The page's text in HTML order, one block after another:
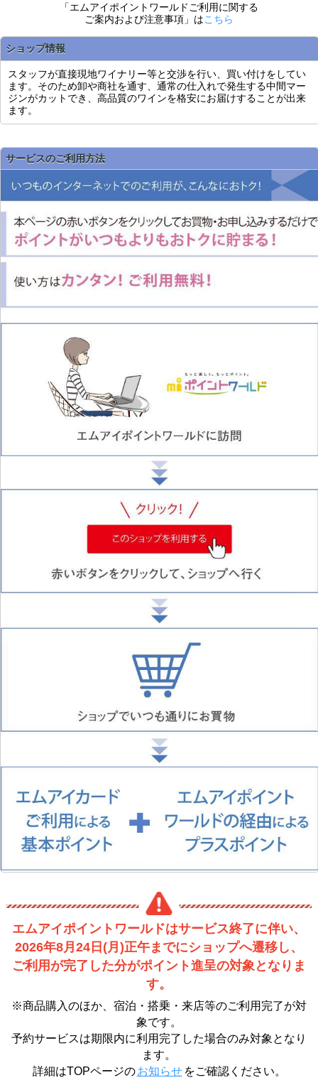
「エムアイポイントワールドご利用に関する
ご案内および注意事項」はこちら
ショップ情報
スタッフが直接現地ワイナリー等と交渉を行い、買い付けをしてい
ます。そのため卸や商社を通す、通常の仕入れで発生する中間マー
ジンがカットでき、高品質のワインを格安にお届けすることが出来
ます。
サービスのご利用方法
エムアイポイントワールドはサービス終了に伴い、
2026年8月24日(月)正午までにショップへ遷移し、
ご利用が完了した分がポイント進呈の対象となりま
す。
※商品購入のほか、宿泊・搭乗・来店等のご利用完了が対
象です。
予約サービスは期限内に利用完了した場合のみ対象となり
ます。
詳細はTOPページの お知らせ をご確認ください。